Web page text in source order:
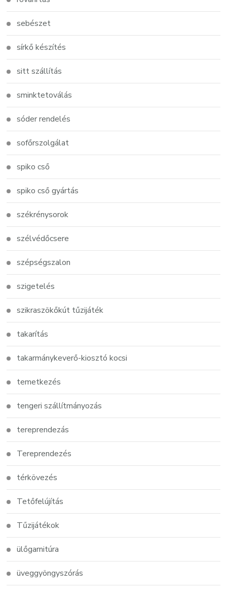
sebészet
sírkő készítés
sitt szállítás
sminktetoválás
sóder rendelés
sofőrszolgálat
spiko cső
spiko cső gyártás
székrénysorok
szélvédőcsere
szépségszalon
szigetelés
szikraszökőkút tűzijáték
takarítás
takarmánykeverő-kiosztó kocsi
temetkezés
tengeri szállítmányozás
tereprendezás
Tereprendezés
térkövezés
Tetőfelújítás
Tűzijátékok
ülőgarnitúra
üveggyöngyszórás